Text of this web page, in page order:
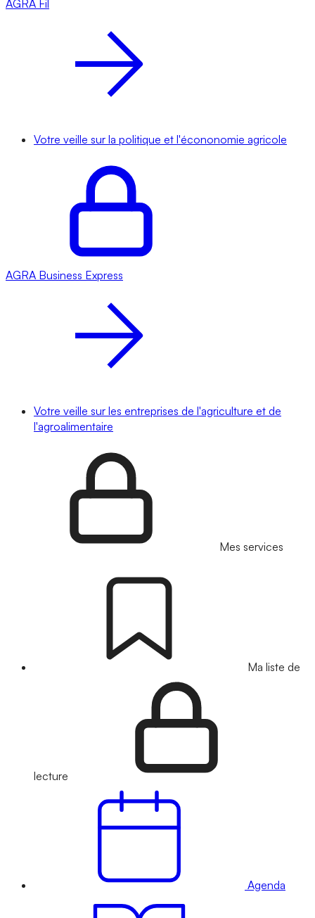
AGRA Fil
Votre veille sur la politique et l'écononomie agricole
AGRA Business Express
Votre veille sur les entreprises de l'agriculture et de
l'agroalimentaire
Mes services
Ma liste de
lecture
Agenda